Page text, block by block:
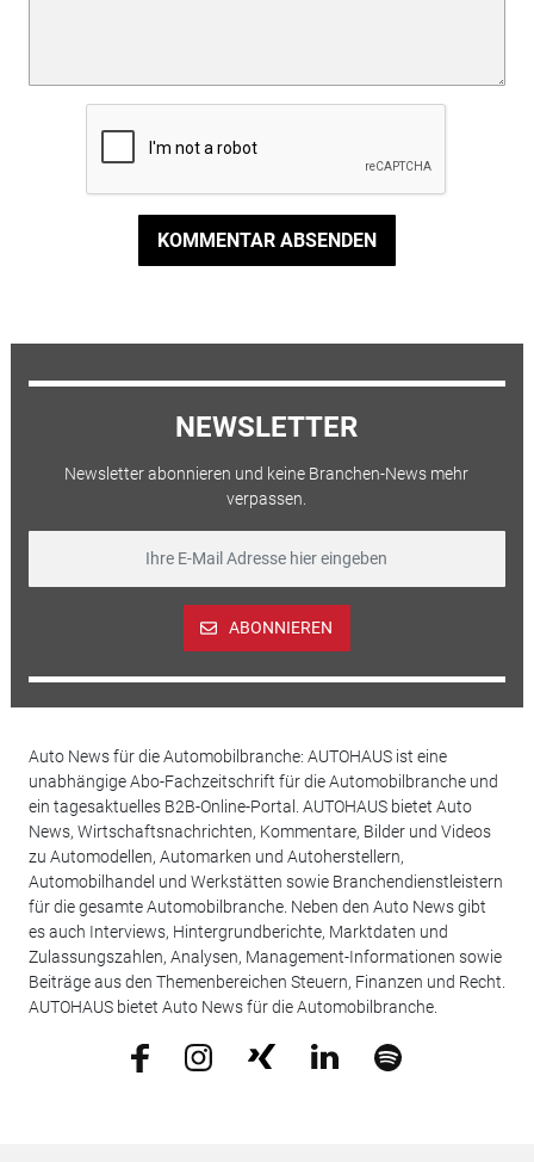
KOMMENTAR ABSENDEN
NEWSLETTER
Newsletter abonnieren und keine Branchen-News mehr
verpassen.
ABONNIEREN
Auto News für die Automobilbranche: AUTOHAUS ist eine
unabhängige Abo-Fachzeitschrift für die Automobilbranche und
ein tagesaktuelles B2B-Online-Portal. AUTOHAUS bietet Auto
News, Wirtschaftsnachrichten, Kommentare, Bilder und Videos
zu Automodellen, Automarken und Autoherstellern,
Automobilhandel und Werkstätten sowie Branchendienstleistern
für die gesamte Automobilbranche. Neben den Auto News gibt
es auch Interviews, Hintergrundberichte, Marktdaten und
Zulassungszahlen, Analysen, Management-Informationen sowie
Beiträge aus den Themenbereichen Steuern, Finanzen und Recht.
AUTOHAUS bietet Auto News für die Automobilbranche.